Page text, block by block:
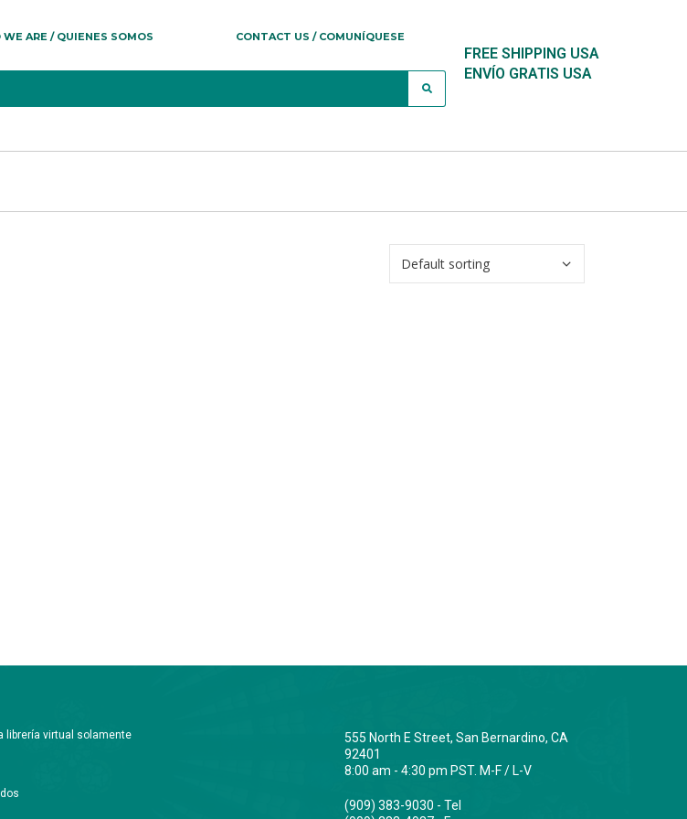
WE ARE / QUIENES SOMOS CONTACT US / COMUNÍQUESE
FREE SHIPPING USA
ENVÍO GRATIS USA
librería virtual solamente
555 North E Street, San Bernardino, CA
92401
8:00 am - 4:30 pm PST. M-F / L-V
(909) 383-9030 - Tel